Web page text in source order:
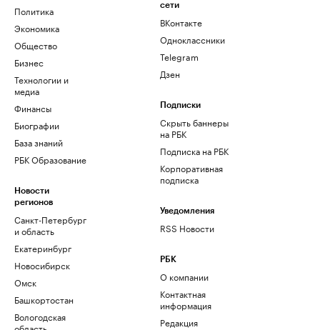
Политика
Экономика
Общество
Бизнес
Технологии и
медиа
Финансы
Биографии
База знаний
РБК Образование
Новости
регионов
Санкт-Петербург
и область
Екатеринбург
Новосибирск
Омск
Башкортостан
Вологодская
сети
ВКонтакте
Одноклассники
Telegram
Дзен
Подписки
Скрыть баннеры
на РБК
Подписка на РБК
Корпоративная
подписка
Уведомления
RSS Новости
РБК
О компании
Контактная
информация
Редакция